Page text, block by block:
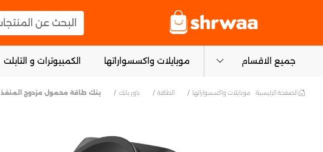
البحث عن المنتجات
جميع الاقسام موبايلات واكسسواراتها الكمبيوترات و التابلت
الصفحة الرئيسية موبايلات واكسسواراتها الطاقة باور بانك بنك طاقة محمول مزدوج المنفذ Lightning/USB-C وشحن الساعة (5000 مللي أمبير/ساعة) (18 واط/ساعة) - أسود